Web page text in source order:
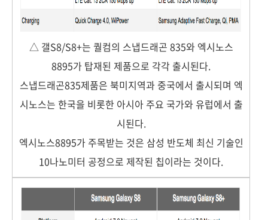
△ 갤S8/S8+는 퀄컴의 스냅드래곤 835와 엑시노스
8895가 탑재된 제품으로 각각 출시된다.
스냅드래곤835제품은 북미지역과 중국에서 출시되며 엑
시노스는 한국을 비롯한 아시아 주요 국가와 유럽에서 출
시된다.
엑시노스8895가 주목받는 것은 삼성 반도체 최신 기술인
10나노미터 공정으로 제작된 칩이라는 것이다.